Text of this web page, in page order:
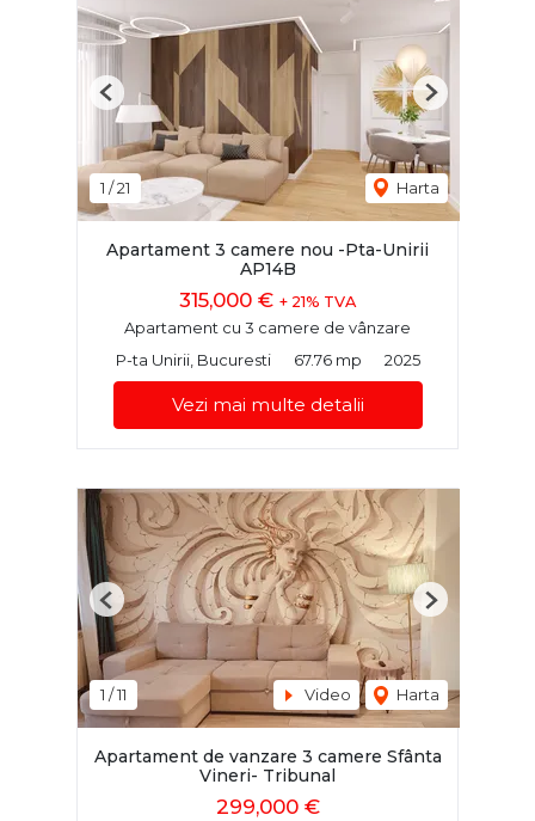
1 /21 Harta
Previous Next
Apartament 3 camere nou -Pta-Unirii
AP14B
315,000 € + 21% TVA
Apartament cu 3 camere de vânzare
P-ta Unirii, Bucuresti
67.76 mp 2025
Vezi mai multe detalii
1 /11 Video Harta
Previous Next
Apartament de vanzare 3 camere Sfânta
Vineri- Tribunal
299,000 €